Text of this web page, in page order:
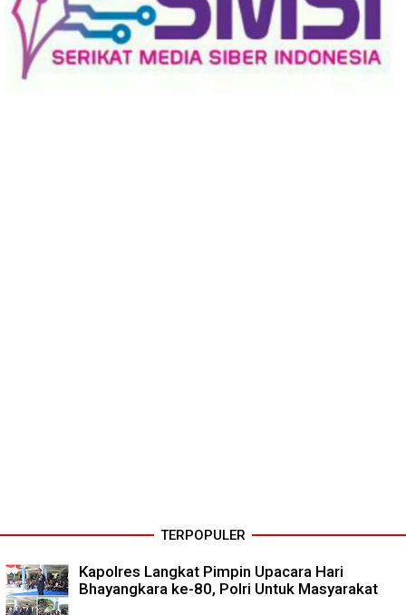
TERPOPULER
Kapolres Langkat Pimpin Upacara Hari
Bhayangkara ke-80, Polri Untuk Masyarakat